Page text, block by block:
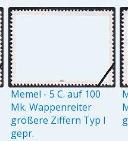
Memel - 5 C. auf 100
Mk. Wappenreiter
größere Ziffern Typ I
gepr.